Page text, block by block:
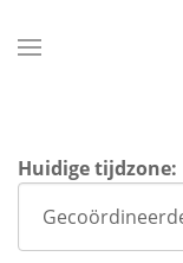
Huidige tijdzone: